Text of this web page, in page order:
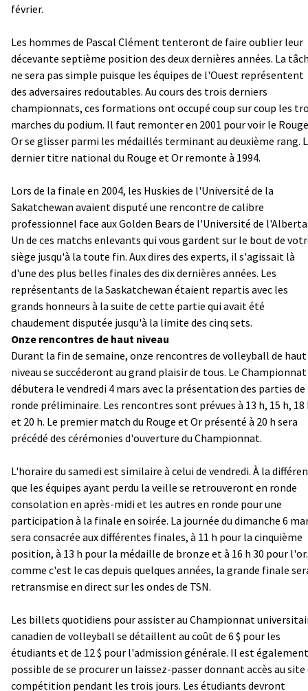
février.
Les hommes de Pascal Clément tenteront de faire oublier leur
décevante septième position des deux dernières années. La
ne sera pas simple puisque les équipes de l'Ouest représentent
des adversaires redoutables. Au cours des trois derniers
championnats, ces formations ont occupé coup sur coup les
marches du podium. Il faut remonter en 2001 pour voir le
Or se glisser parmi les médaillés terminant au deuxième rang.
dernier titre national du Rouge et Or remonte à 1994.
Lors de la finale en 2004, les Huskies de l'Université de la
Sakatchewan avaient disputé une rencontre de calibre
professionnel face aux Golden Bears de l'Université de
Un de ces matchs enlevants qui vous gardent sur le bout de
siège jusqu'à la toute fin. Aux dires des experts, il s'agissait là
d'une des plus belles finales des dix dernières années. Les
représentants de la Saskatchewan étaient repartis avec les
grands honneurs à la suite de cette partie qui avait été
chaudement disputée jusqu'à la limite des cinq sets.
Onze rencontres de haut niveau
Durant la fin de semaine, onze rencontres de volleyball de haut
niveau se succéderont au grand plaisir de tous. Le Championnat
débutera le vendredi 4 mars avec la présentation des parties de
ronde préliminaire. Les rencontres sont prévues à 13 h, 15 h, 18
et 20 h. Le premier match du Rouge et Or présenté à 20 h sera
précédé des cérémonies d'ouverture du Championnat.
L'horaire du samedi est similaire à celui de vendredi. À la
que les équipes ayant perdu la veille se retrouveront en ronde
consolation en après-midi et les autres en ronde pour une
participation à la finale en soirée. La journée du dimanche 6
sera consacrée aux différentes finales, à 11 h pour la cinquième
position, à 13 h pour la médaille de bronze et à 16 h 30 pour
comme c'est le cas depuis quelques années, la grande finale
retransmise en direct sur les ondes de TSN.
Les billets quotidiens pour assister au Championnat
canadien de volleyball se détaillent au coût de 6 $ pour les
étudiants et de 12 $ pour l'admission générale. Il est également
possible de se procurer un laissez-passer donnant accès au site
compétition pendant les trois jours. Les étudiants devront